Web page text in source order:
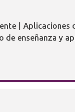
| Aplicaciones
de enseñanza y